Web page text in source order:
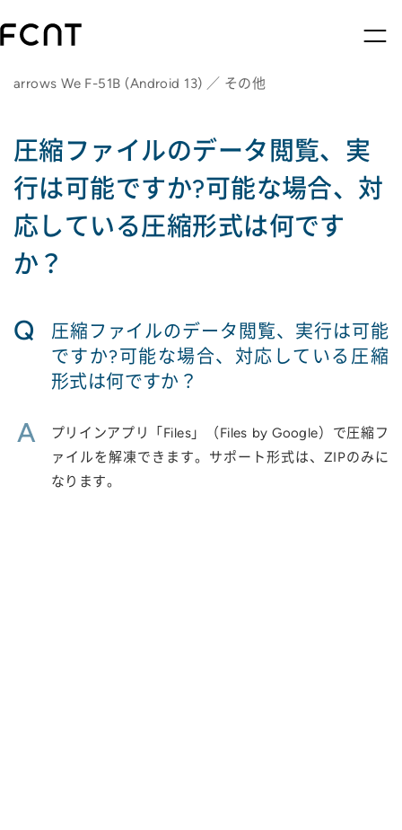
arrows We F-51B (Android 13) ／ その他
圧縮ファイルのデータ閲覧、実
行は可能ですか?可能な場合、対
応している圧縮形式は何です
か？
Q
圧縮ファイルのデータ閲覧、実行は可能
ですか?可能な場合、対応している圧縮
形式は何ですか？
A
プリインアプリ「Files」（Files by Google）で圧縮フ
ァイルを解凍できます。サポート形式は、ZIPのみに
なります。